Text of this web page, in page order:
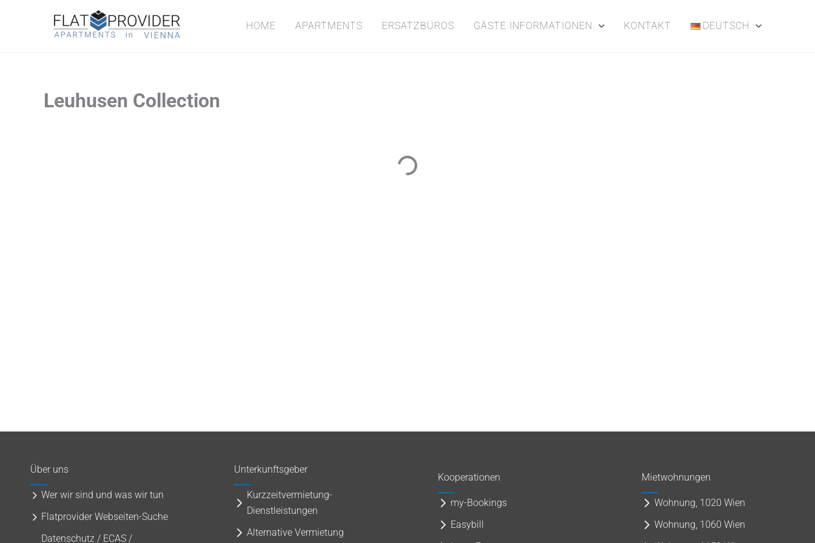
HOME APARTMENTS ERSATZBÜROS GÄSTE INFORMATIONEN KONTAKT DEUTSCH
Leuhusen Collection
Loading...
Über uns
Wer wir sind und was wir tun
Flatprovider Webseiten-Suche
Datenschutz / ECAS /
Unterkunftsgeber
Kurzzeitvermietung-
Dienstleistungen
Alternative Vermietung
Kooperationen
my-Bookings
Easybill
Mietwohnungen
Wohnung, 1020 Wien
Wohnung, 1060 Wien